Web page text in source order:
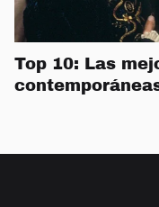
Top 10: Las